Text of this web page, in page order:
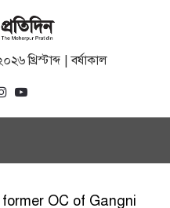
খ্রিস্টাব্দ | বর্ষাকাল
OC of Gangni